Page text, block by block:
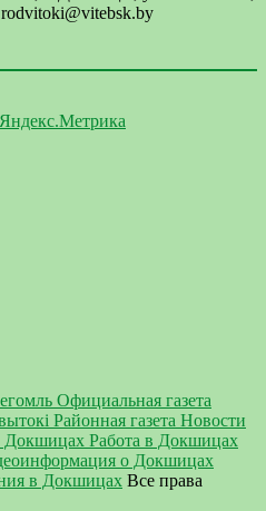
Официальная газета
Районная газета Новости
Работа в Докшицах
о Докшицах
в Докшицах Все права